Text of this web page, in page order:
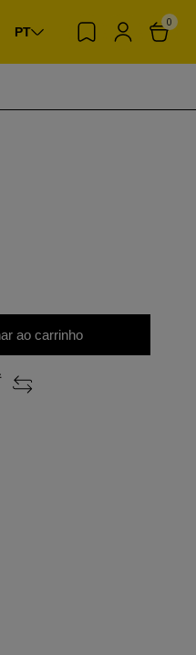
PT
0
ao carrinho